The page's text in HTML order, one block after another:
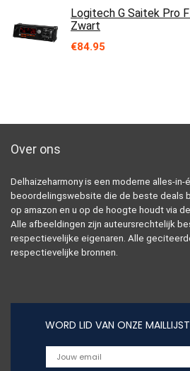
Logitech G Saitek Pro
Zwart
€84.95
Over ons
Delhaizeharmony is een moderne alles-in-
beoordelingswebsite die de beste deals
op amazon en u op de hoogte houdt via
Alle afbeeldingen zijn auteursrechtelijk
respectievelijke eigenaren. Alle
respectievelijke bronnen.
WORD LID VAN ONZE